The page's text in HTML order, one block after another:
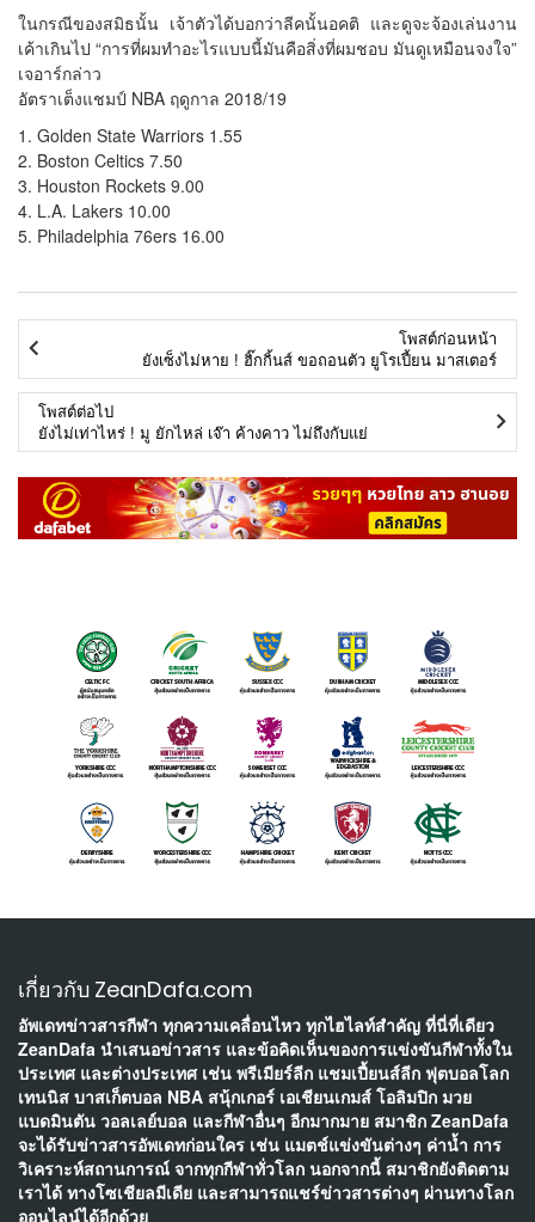
ในกรณีของสมิธนั้น เจ้าตัวได้บอกว่าลีคนั้นอคติ และดูจะจ้องเล่นงาน
เค้าเกินไป “การที่ผมทำอะไรแบบนี้มันคือสิ่งที่ผมชอบ มันดูเหมือนจงใจ”
เจอาร์กล่าว
อัตราเต็งแชมป์ NBA ฤดูกาล 2018/19
1. Golden State Warriors 1.55
2. Boston Celtics 7.50
3. Houston Rockets 9.00
4. L.A. Lakers 10.00
5. Philadelphia 76ers 16.00
โพสต์ก่อนหน้า
ยังเซ็งไม่หาย ! ฮิ๊กกิ้นส์ ขอถอนตัว ยูโรเปี้ยน มาสเตอร์
โพสต์ต่อไป
ยังไม่เท่าไหร่ ! มู ยักไหล่ เจ๊า ค้างคาว ไม่ถึงกับแย่
เกี่ยวกับ ZeanDafa.com
อัพเดทข่าวสารกีฬา ทุกความเคลื่อนไหว ทุกไฮไลท์สำคัญ ที่นี่ที่เดียว
ZeanDafa นำเสนอข่าวสาร และข้อคิดเห็นของการแข่งขันกีฬาทั้งใน
ประเทศ และต่างประเทศ เช่น พรีเมียร์ลีก แชมเปี้ยนส์ลีก ฟุตบอลโลก
เทนนิส บาสเก็ตบอล NBA สนุ้กเกอร์ เอเชียนเกมส์ โอลิมปิก มวย
แบดมินตัน วอลเลย์บอล และกีฬาอื่นๆ อีกมากมาย สมาชิก ZeanDafa
จะได้รับข่าวสารอัพเดทก่อนใคร เช่น แมตช์แข่งขันต่างๆ ค่าน้ำ การ
วิเคราะห์สถานการณ์ จากทุกกีฬาทั่วโลก นอกจากนี้ สมาชิกยังติดตาม
เราได้ ทางโซเชียลมีเดีย และสามารถแชร์ข่าวสารต่างๆ ผ่านทางโลก
ออนไลน์ได้อีกด้วย